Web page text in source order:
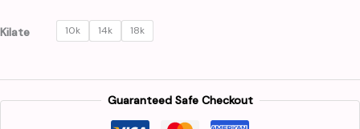
Kilate 10k 14k 18k
Guaranteed Safe Checkout